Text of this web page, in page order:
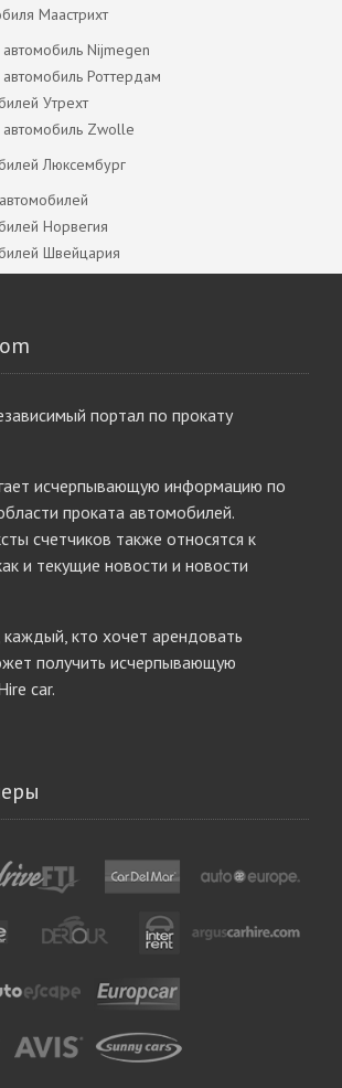
Маастрихт
Nijmegen
Роттердам
Утрехт
Zwolle
Люксембург
Норвегия
Швейцария
портал по прокату
исчерпывающую информацию по
проката автомобилей.
счетчиков также относятся к
и текущие новости и новости
кто хочет арендовать
получить исчерпывающую
car.